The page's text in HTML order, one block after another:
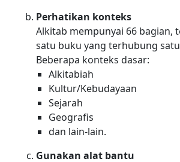
Perhatikan konteks
Alkitab mempunyai 66 bagian,
satu buku yang terhubung
Beberapa konteks dasar:
Alkitabiah
Kultur/Kebudayaan
Sejarah
Geografis
dan lain-lain.
Gunakan alat bantu